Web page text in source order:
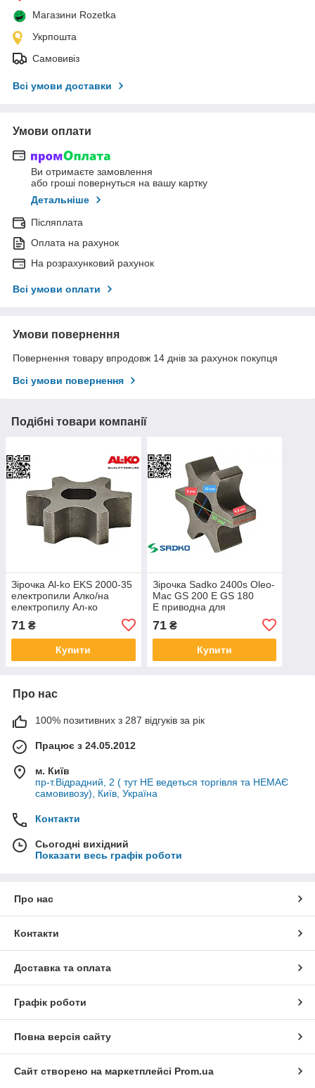
Магазини Rozetka
Укрпошта
Самовивіз
Всі умови доставки
Умови оплати
Ви отримаєте замовлення
або гроші повернуться на вашу картку
Детальніше
Післяплата
Оплата на рахунок
На розрахунковий рахунок
Всі умови оплати
Умови повернення
Повернення товару впродовж 14 днів за рахунок покупця
Всі умови повернення
Подібні товари компанії
Зірочка Al-ko EKS 2000-35
електропили Алко/на
електропилу Ал-ко
71 ₴
Купити
Зірочка Sadko 2400s Oleo-
Mac GS 200 E GS 180
E приводна для
електропил Klever Wintech
Арсенал ПЦ 2300 CRAFT
240 YT000005 YT000189
71₴
Купити
Про нас
100% позитивних з 287 відгуків за рік
Працює з 24.05.2012
м. Київ
пр-т.Відрадний, 2 ( тут НЕ ведеться торгівля та НЕМАЄ
самовивозу), Київ, Україна
Контакти
Сьогодні вихідний
Показати весь графік роботи
Про нас
Контакти
Доставка та оплата
Графік роботи
Повна версія сайту
Сайт створено на маркетплейсі Prom.ua